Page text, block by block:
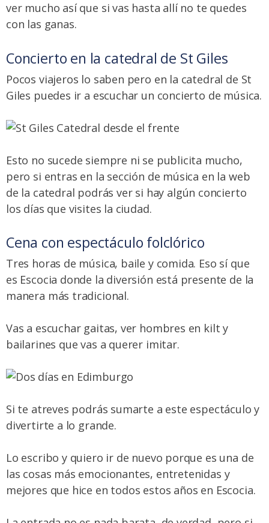
ver mucho así que si vas hasta allí no te quedes
con las ganas.
Concierto en la catedral de St Giles
Pocos viajeros lo saben pero en la catedral de St
Giles puedes ir a escuchar un concierto de música.
Esto no sucede siempre ni se publicita mucho,
pero si entras en la sección de música en la web
de la catedral podrás ver si hay algún concierto
los días que visites la ciudad.
Cena con espectáculo folclórico
Tres horas de música, baile y comida. Eso sí que
es Escocia donde la diversión está presente de la
manera más tradicional.
Vas a escuchar gaitas, ver hombres en kilt y
bailarines que vas a querer imitar.
Si te atreves podrás sumarte a este espectáculo y
divertirte a lo grande.
Lo escribo y quiero ir de nuevo porque es una de
las cosas más emocionantes, entretenidas y
mejores que hice en todos estos años en Escocia.